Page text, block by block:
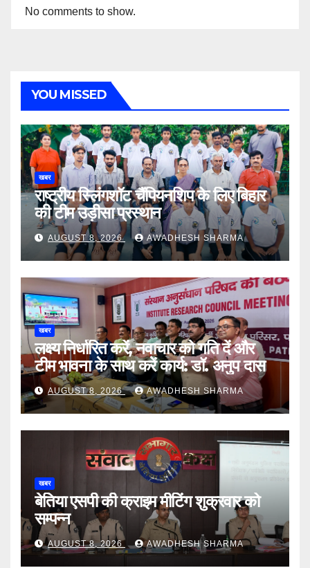
No comments to show.
YOU MISSED
खबर
राष्ट्रीय स्लिंगशॉट चैंपियनशिप के लिए बिहार
की टीम उड़ीसा प्रस्थान
AUGUST 8, 2026 AWADHESH SHARMA
खबर
लक्ष्य निर्धारित करें, नवाचार को गति दें और
टीम भावना के साथ करें कार्य: डॉ. अनुप दास
AUGUST 8, 2026 AWADHESH SHARMA
खबर
बेतिया एसपी की क्राइम मीटिंग शुक्रवार को
सम्पन्न
AUGUST 8, 2026 AWADHESH SHARMA